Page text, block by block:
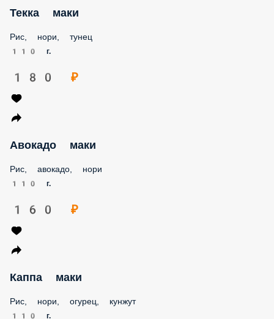
Текка маки
Рис, нори, тунец
110 г.
180 ₽
Авокадо маки
Рис, авокадо, нори
110 г.
160 ₽
Каппа маки
Рис, нори, огурец, кунжут